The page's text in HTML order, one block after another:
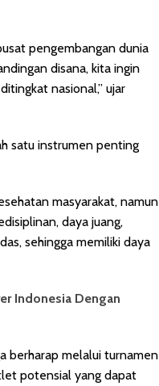
pengembangan dunia
disana, kita ingin
nasional,” ujar
satu instrumen penting
masyarakat, namun
daya juang,
sehingga memiliki daya
Indonesia Dengan
berharap melalui turnamen
potensial yang dapat